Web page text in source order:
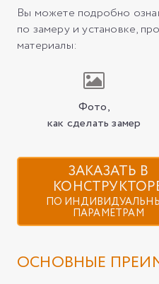
Вы можете подробно
по замеру и установке,
материалы:
Фото,
как сделать замер
ЗАКАЗАТЬ В
ПО
ПАРАМЕТРАМ
ОСНОВНЫЕ